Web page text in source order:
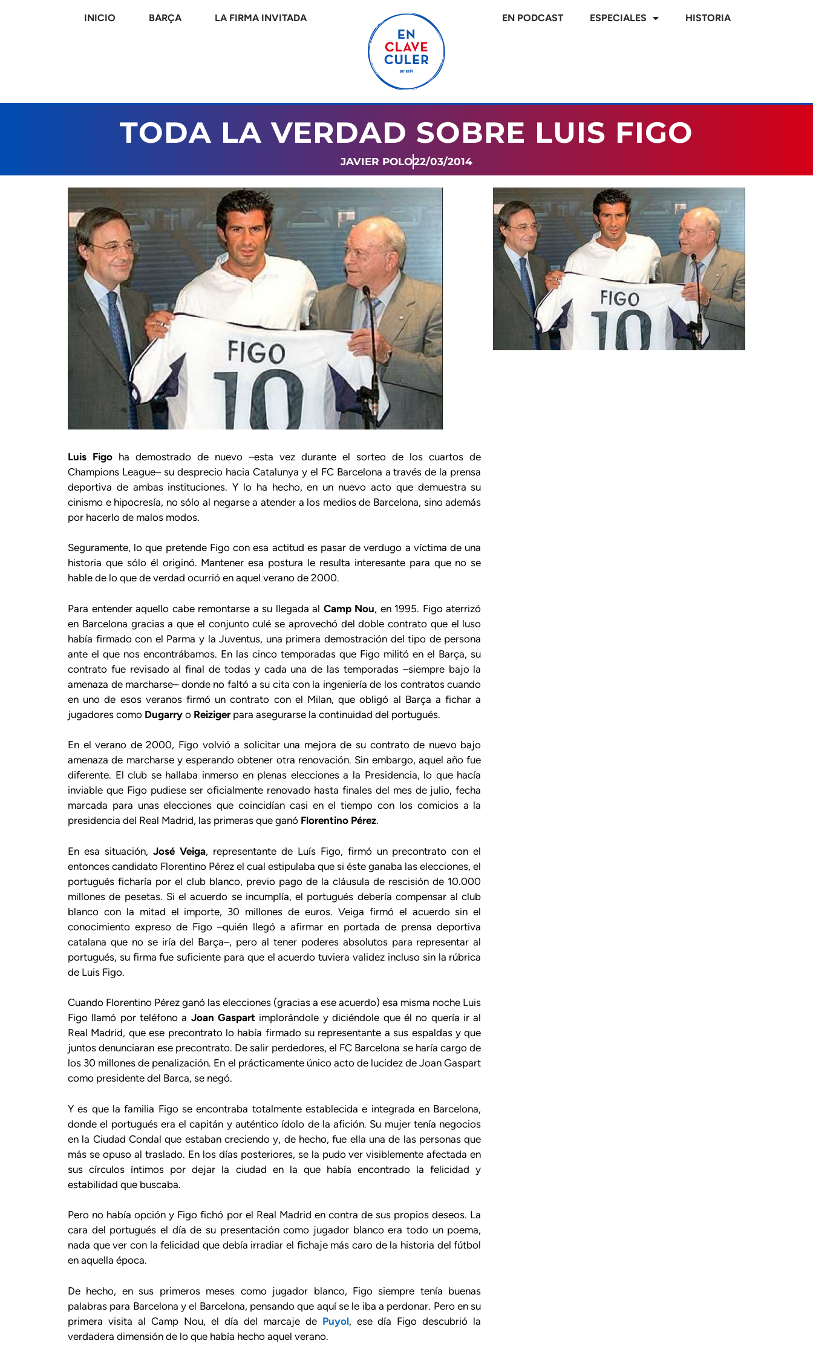
INICIO BARÇA LA FIRMA INVITADA EN PODCAST ESPECIALES HISTORIA
TODA LA VERDAD SOBRE LUIS FIGO
JAVIER POLO22/03/2014
Luis Figo ha demostrado de nuevo –esta vez durante el sorteo de los cuartos de
Champions League– su desprecio hacia Catalunya y el FC Barcelona a través de la prensa
deportiva de ambas instituciones. Y lo ha hecho, en un nuevo acto que demuestra su
cinismo e hipocresía, no sólo al negarse a atender a los medios de Barcelona, sino además
por hacerlo de malos modos.
Seguramente, lo que pretende Figo con esa actitud es pasar de verdugo a víctima de una
historia que sólo él originó. Mantener esa postura le resulta interesante para que no se
hable de lo que de verdad ocurrió en aquel verano de 2000.
Para entender aquello cabe remontarse a su llegada al Camp Nou, en 1995. Figo aterrizó
en Barcelona gracias a que el conjunto culé se aprovechó del doble contrato que el luso
había firmado con el Parma y la Juventus, una primera demostración del tipo de persona
ante el que nos encontrábamos. En las cinco temporadas que Figo militó en el Barça, su
contrato fue revisado al final de todas y cada una de las temporadas –siempre bajo la
amenaza de marcharse– donde no faltó a su cita con la ingeniería de los contratos cuando
en uno de esos veranos firmó un contrato con el Milan, que obligó al Barça a fichar a
jugadores como Dugarry o Reizigerpara asegurarse la continuidad del portugués.
En el verano de 2000, Figo volvió a solicitar una mejora de su contrato de nuevo bajo
amenaza de marcharse y esperando obtener otra renovación. Sin embargo, aquel año fue
diferente. El club se hallaba inmerso en plenas elecciones a la Presidencia, lo que hacía
inviable que Figo pudiese ser oficialmente renovado hasta finales del mes de julio, fecha
marcada para unas elecciones que coincidían casi en el tiempo con los comicios a la
presidencia del Real Madrid, las primeras que ganó Florentino Pérez.
En esa situación, José Veiga, representante de Luís Figo, firmó un precontrato con el
entonces candidato Florentino Pérez el cual estipulaba que si éste ganaba las elecciones, el
portugués ficharía por el club blanco, previo pago de la cláusula de rescisión de 10.000
millones de pesetas. Si el acuerdo se incumplía, el portugués debería compensar al club
blanco con la mitad el importe, 30 millones de euros. Veiga firmó el acuerdo sin el
conocimiento expreso de Figo –quién llegó a afirmar en portada de prensa deportiva
catalana que no se iría del Barça–, pero al tener poderes absolutos para representar al
portugués, su firma fue suficiente para que el acuerdo tuviera validez incluso sin la rúbrica
de Luis Figo.
Cuando Florentino Pérez ganó las elecciones (gracias a ese acuerdo) esa misma noche Luis
Figo llamó por teléfono a Joan Gaspart implorándole y diciéndole que él no quería ir al
Real Madrid, que ese precontrato lo había firmado su representante a sus espaldas y que
juntos denunciaran ese precontrato. De salir perdedores, el FC Barcelona se haría cargo de
los 30 millones de penalización. En el prácticamente único acto de lucidez de Joan Gaspart
como presidente del Barca, se negó.
Y es que la familia Figo se encontraba totalmente establecida e integrada en Barcelona,
donde el portugués era el capitán y auténtico ídolo de la afición. Su mujer tenía negocios
en la Ciudad Condal que estaban creciendo y, de hecho, fue ella una de las personas que
más se opuso al traslado. En los días posteriores, se la pudo ver visiblemente afectada en
sus círculos íntimos por dejar la ciudad en la que había encontrado la felicidad y
estabilidad que buscaba.
Pero no había opción y Figo fichó por el Real Madrid en contra de sus propios deseos. La
cara del portugués el día de su presentación como jugador blanco era todo un poema,
nada que ver con la felicidad que debía irradiar el fichaje más caro de la historia del fútbol
en aquella época.
De hecho, en sus primeros meses como jugador blanco, Figo siempre tenía buenas
palabras para Barcelona y el Barcelona, pensando que aquí se le iba a perdonar. Pero en su
primera visita al Camp Nou, el día del marcaje de Puyol, ese día Figo descubrió la
verdadera dimensión de lo que había hecho aquel verano.